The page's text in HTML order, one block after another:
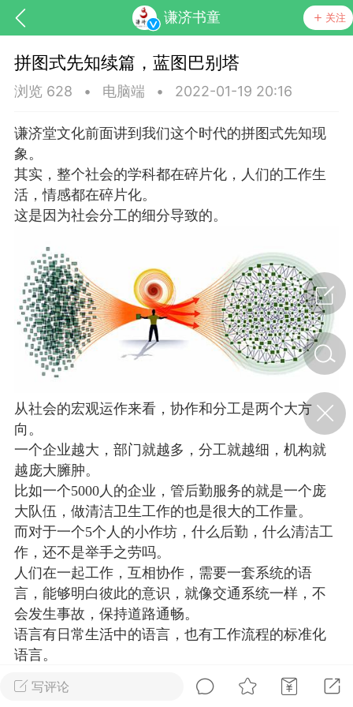
谦济书童 关注
，华夏中医人：家门口的中医人！
节气气象
·特急预警】关
节返乡期间“闪
急提示
0
【养正护络膏】？
小海（HAi） 2
容平，顺时收
时精气
0
写评论
拼图式先知续篇，蓝图巴别塔
浏览 628 • 电脑端 • 2022-01-19 20:16
谦济堂文化前面讲到我们这个时代的拼图式先知现
象。
其实，整个社会的学科都在碎片化，人们的工作生
活，情感都在碎片化。
这是因为社会分工的细分导致的。
从社会的宏观运作来看，协作和分工是两个大方
向。
一个企业越大，部门就越多，分工就越细，机构就
越庞大臃肿。
比如一个5000人的企业，管后勤服务的就是一个庞
大队伍，做清洁卫生工作的也是很大的工作量。
而对于一个5个人的小作坊，什么后勤，什么清洁工
作，还不是举手之劳吗。
人们在一起工作，互相协作，需要一套系统的语
言，能够明白彼此的意识，就像交通系统一样，不
会发生事故，保持道路通畅。
语言有日常生活中的语言，也有工作流程的标准化
语言。